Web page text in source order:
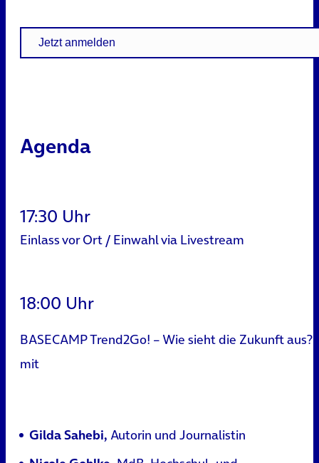
Jetzt anmelden
Agenda
17:30 Uhr
Einlass vor Ort / Einwahl via Livestream
18:00 Uhr
BASECAMP Trend2Go! – Wie sieht die Zukunft aus?
mit
Gilda Sahebi, Autorin und Journalistin